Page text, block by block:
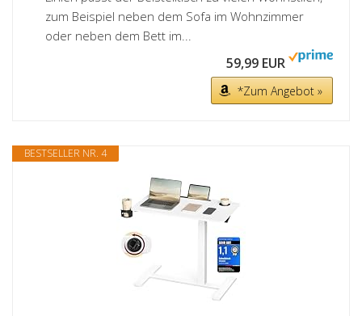
zum Beispiel neben dem Sofa im Wohnzimmer
oder neben dem Bett im...
59,99 EUR
*Zum Angebot »
BESTSELLER NR. 4